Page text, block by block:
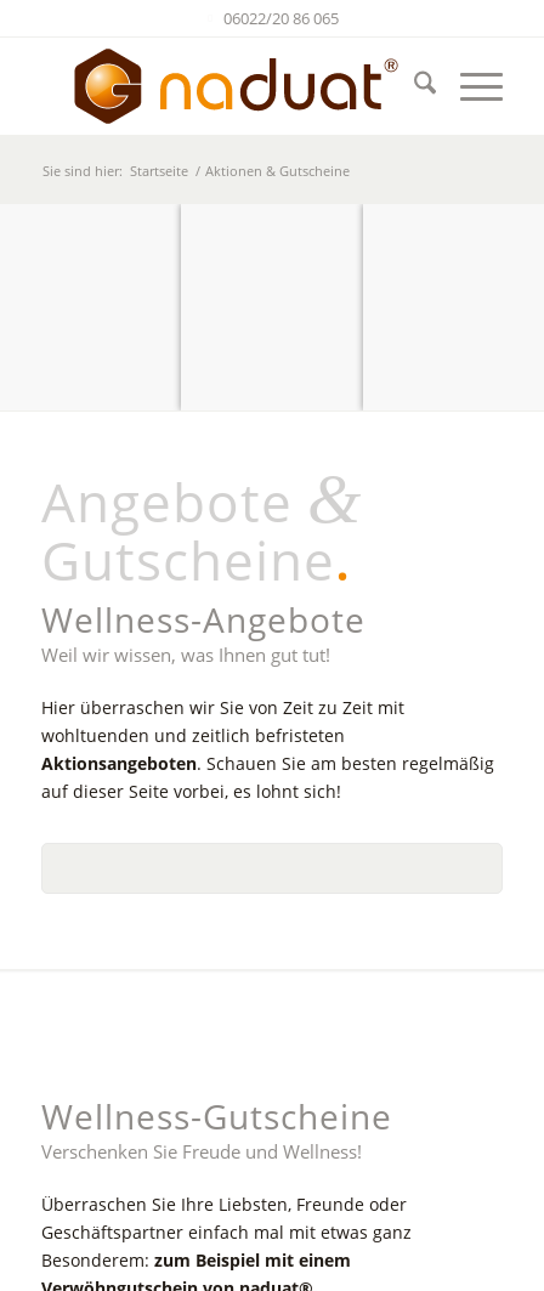
06022/20 86 065
Sie sind hier: Startseite / Aktionen & Gutscheine
Angebote &
Gutscheine.
Wellness-Angebote
Weil wir wissen, was Ihnen gut tut!
Hier überraschen wir Sie von Zeit zu Zeit mit
wohltuenden und zeitlich befristeten
Aktionsangeboten. Schauen Sie am besten regelmäßig
auf dieser Seite vorbei, es lohnt sich!
Wellness-Gutscheine
Verschenken Sie Freude und Wellness!
Überraschen Sie Ihre Liebsten, Freunde oder
Geschäftspartner einfach mal mit etwas ganz
Besonderem: zum Beispiel mit einem